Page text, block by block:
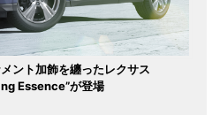
ント加飾を纏ったレクサス
Essence”が登場